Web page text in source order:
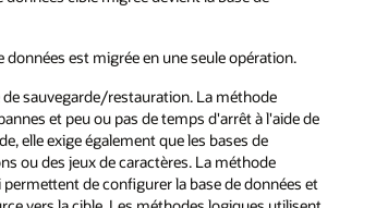
est migrée en une seule opération.
sauvegarde/restauration. La méthode
et peu ou pas de temps d'arrêt à l'aide de
elle exige également que les bases de
ou des jeux de caractères. La méthode
de configurer la base de données et